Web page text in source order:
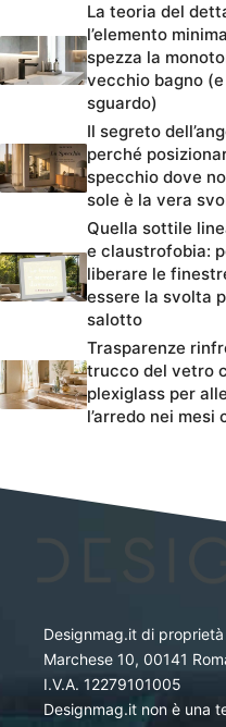
La teoria del
l’elemento
spezza la
vecchio bagno
sguardo)
Il segreto
perché
specchio dove
sole è la vera
Quella sottile
e claustrofobia:
liberare le
essere la svolta
salotto
Trasparenze
trucco del vetro
plexiglass per
l’arredo nei mesi
Designmag.it di
Marchese 10, 00141
I.V.A. 12279101005
Designmag.it non è una